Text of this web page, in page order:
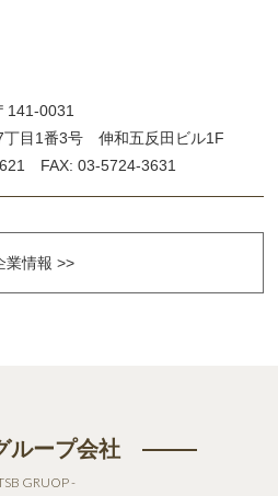
141-0031
丁目1番3号 伸和五反田ビル1F
FAX: 03-5724-3631
業情報 >>
ループ会社
GRUOP -